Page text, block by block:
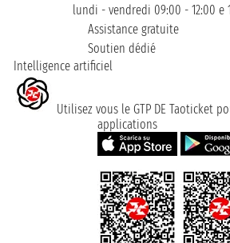
lundi - vendredi 09:00 - 12:00 e
Assistance gratuite
Soutien dédié
Intelligence artificiel
Utilisez vous le GTP DE Taoticket
applications